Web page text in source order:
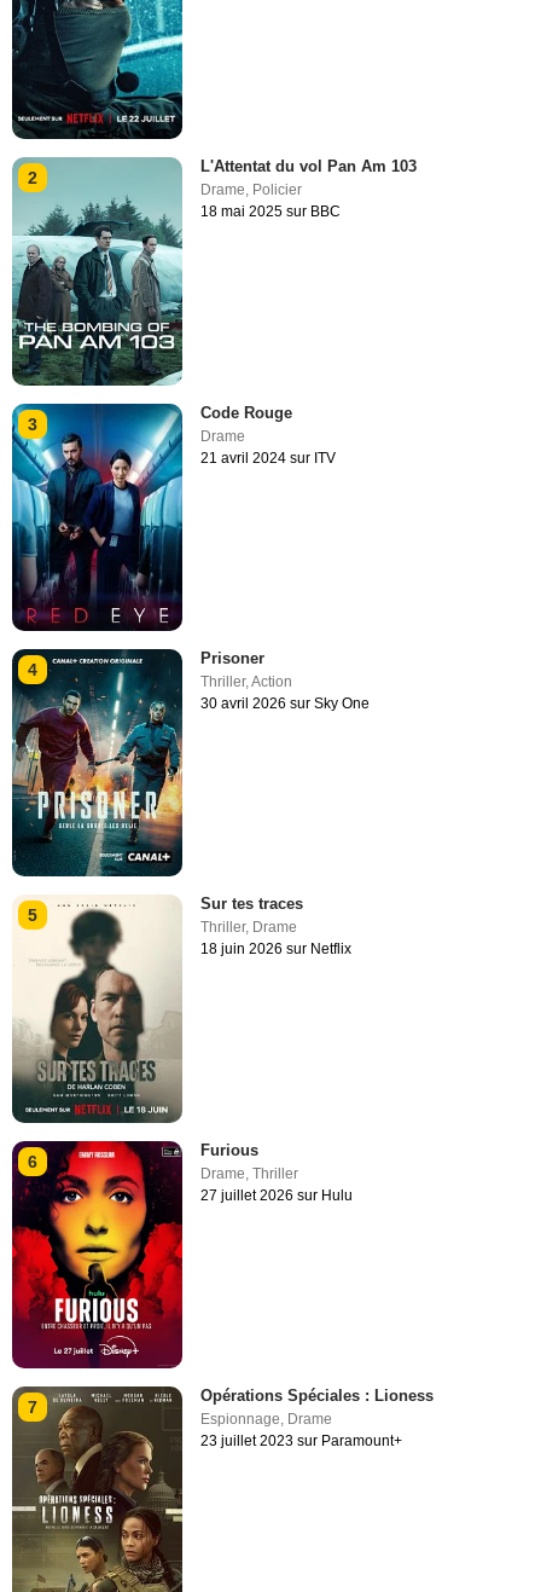
2
L'Attentat du vol Pan Am 103
Drame, Policier
18 mai 2025 sur BBC
3
Code Rouge
Drame
21 avril 2024 sur ITV
4
Prisoner
Thriller,Action
30 avril 2026 sur Sky One
5
Sur tes traces
Thriller, Drame
18 juin 2026 sur Netflix
6
Furious
Drame ,Thriller
27 juillet 2026 sur Hulu
7
Opérations Spéciales : Lioness
Espionnage, Drame
23 juillet 2023 sur Paramount+